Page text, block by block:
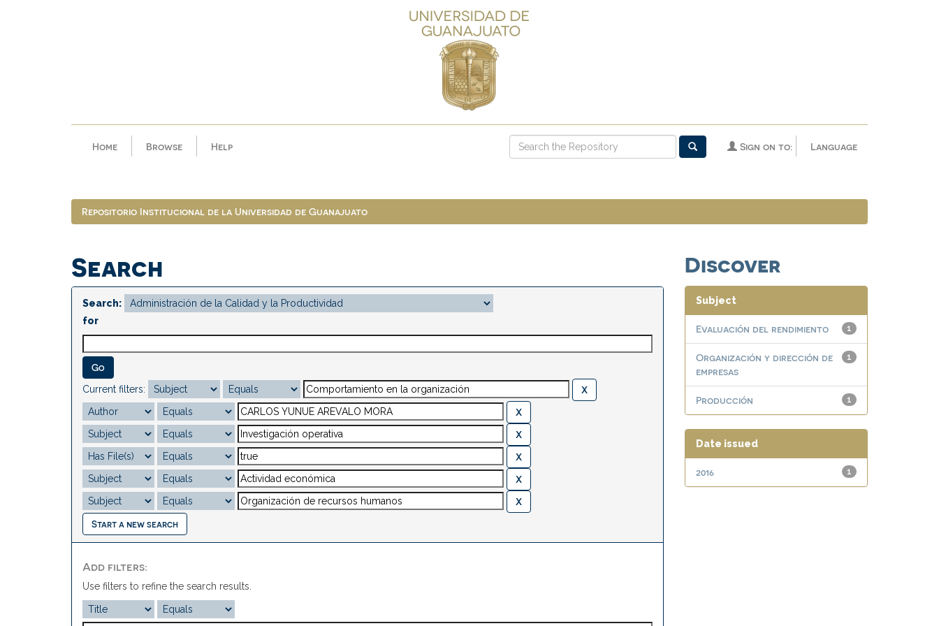
Home Browse Help Language
Sign on to:
Repositorio Institucional de la Universidad de Guanajuato
Search
Search:
for
Current filters:
Start a new search
Add filters:
Use filters to refine the search results.
Discover
Subject
1
Evaluación del rendimiento
1
Organización y dirección de
empresas
1
Producción
Date issued
1
2016